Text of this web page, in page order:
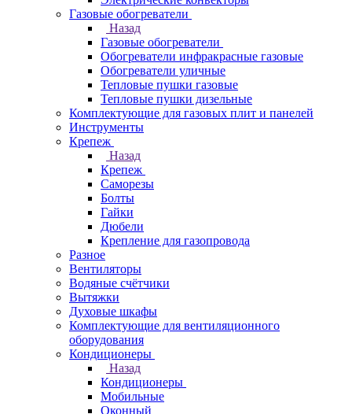
Газовые обогреватели
Назад
Газовые обогреватели
Обогреватели инфракрасные газовые
Обогреватели уличные
Тепловые пушки газовые
Тепловые пушки дизельные
Комплектующие для газовых плит и панелей
Инструменты
Крепеж
Назад
Крепеж
Саморезы
Болты
Гайки
Дюбели
Крепление для газопровода
Разное
Вентиляторы
Водяные счётчики
Вытяжки
Духовые шкафы
Комплектующие для вентиляционного
оборудования
Кондиционеры
Назад
Кондиционеры
Мобильные
Оконный